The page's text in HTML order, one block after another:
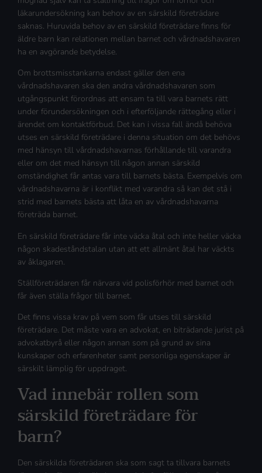
läkarundersökning kan behov av en särskild företrädare
saknas. Huruvida behov av en särskild företrädare finns för
äldre barn kan relationen mellan barnet och vårdnadshavaren
ha en avgörande betydelse.
Om brottsmisstankarna endast gäller den ena
vårdnadshavaren ska den andra vårdnadshavaren som
utgångspunkt förordnas att ensam ta till vara barnets rätt
under förundersökningen och i efterföljande rättegång eller i
ärendet om kontaktförbud. Det kan i vissa fall ändå behöva
utses en särskild företrädare i denna situation om det behövs
med hänsyn till vårdnadshavarnas förhållande till varandra
eller om det med hänsyn till någon annan särskild
omständighet får antas vara till barnets bästa. Exempelvis om
vårdnadshavarna är i konflikt med varandra så kan det stå i
strid med barnets bästa att låta en av vårdnadshavarna
företräda barnet.
En särskild företrädare får inte väcka åtal och inte heller väcka
någon skadeståndstalan utan att ett allmänt åtal har väckts
av åklagaren.
Ställföreträdaren får närvara vid polisförhör med barnet och
får även ställa frågor till barnet.
Det finns vissa krav på vem som får utses till särskild
företrädare. Det måste vara en advokat, en biträdande jurist på
advokatbyrå eller någon annan som på grund av sina
kunskaper och erfarenheter samt personliga egenskaper är
särskilt lämplig för uppdraget.
Vad innebär rollen som
särskild företrädare för
barn?
Den särskilda företrädaren ska som sagt ta tillvara barnets